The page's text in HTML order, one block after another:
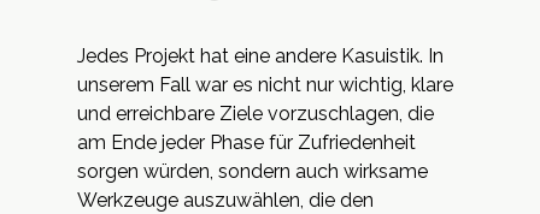
Jedes Projekt hat eine andere Kasuistik. In
unserem Fall war es nicht nur wichtig, klare
und erreichbare Ziele vorzuschlagen, die
am Ende jeder Phase für Zufriedenheit
sorgen würden, sondern auch wirksame
Werkzeuge auszuwählen, die den